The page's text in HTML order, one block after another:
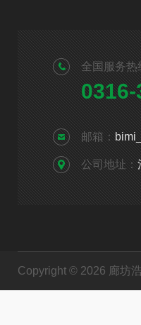
全国服务热
邮箱：
公司地址：
Copyright © 2026 廊坊